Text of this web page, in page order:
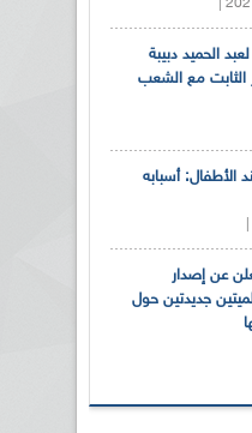
الحميد دبيبة
الثابت مع الشعب
الأطفال: أسبابه
عن إصدار
جديدتين حول